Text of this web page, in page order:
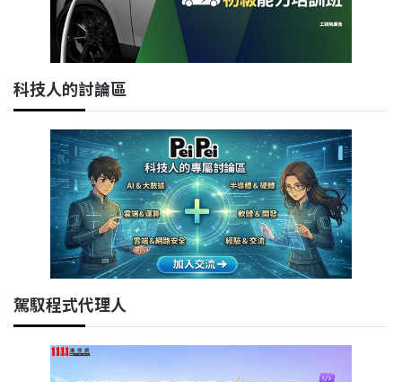
科技人的討論區
駕馭程式代理人